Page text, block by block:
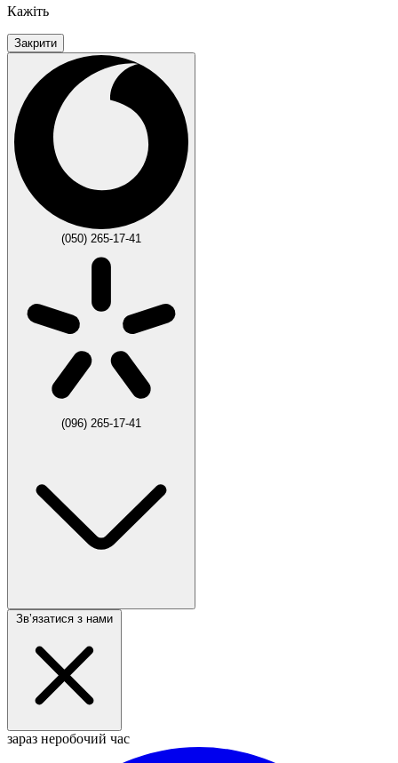
Кажіть
Закрити
(050) 265-17-41
(096) 265-17-41
Звʼязатися з нами
зараз неробочий час